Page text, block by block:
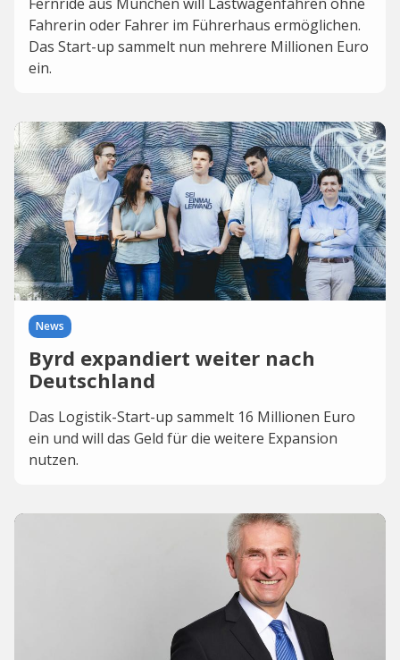
Fahrerin oder Fahrer im Führerhaus ermöglichen.
Das Start-up sammelt nun mehrere Millionen Euro
ein.
News
Byrd expandiert weiter nach
Deutschland
Das Logistik-Start-up sammelt 16 Millionen Euro
ein und will das Geld für die weitere Expansion
nutzen.